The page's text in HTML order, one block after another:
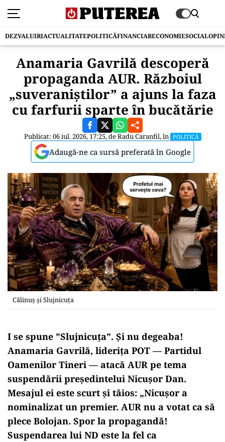
DEZVALUIRIACTUALITATEPOLITICĂFINANCIARECONOMIESOCIAL
Anamaria Gavrilă descoperă
propaganda AUR. Războiul
„suveraniștilor” a ajuns la faza
cu farfurii sparte în bucătărie
Publicat: 06 iul. 2026, 17:25, deRadu Caranfil, în POLITICĂ
Adaugă-ne ca sursă preferată în Google
Călinuș și Slujnicuța
I se spune ”Slujnicuța”. Și nu degeaba!
Anamaria Gavrilă, liderița POT — Partidul
Oamenilor Tineri — atacă AUR pe tema
suspendării președintelui Nicușor Dan.
Mesajul ei este scurt și tăios: „Nicușor a
nominalizat un premier. AUR nu a votat ca să
plece Bolojan. Spor la propagandă!
Suspendarea lui ND este la fel ca